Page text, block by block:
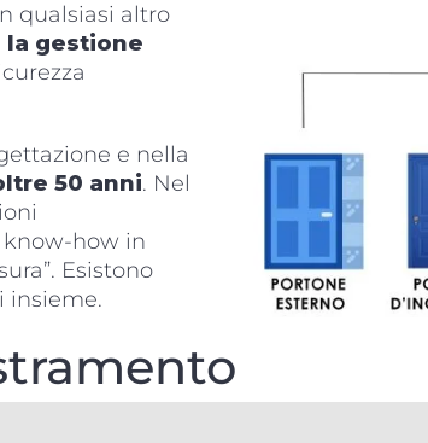
qualsiasi altro
la gestione
e nella
50 anni. Nel
how in
Esistono
insieme.